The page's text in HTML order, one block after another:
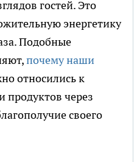
гостей. Это
энергетику
Подобные
почему наши
относились к
продуктов через
своего